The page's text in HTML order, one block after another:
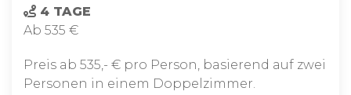
4 TAGE
Ab 535 €
Preis ab 535,- € pro Person, basierend auf zwei
Personen in einem Doppelzimmer.